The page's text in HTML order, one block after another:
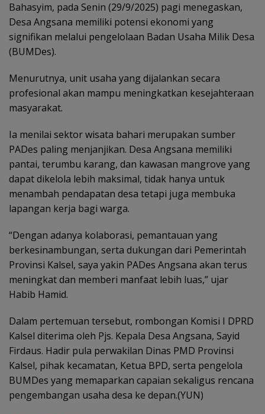
Bahasyim, pada Senin (29/9/2025) pagi menegaskan,
Desa Angsana memiliki potensi ekonomi yang
signifikan melalui pengelolaan Badan Usaha Milik Desa
(BUMDes).
Menurutnya, unit usaha yang dijalankan secara
profesional akan mampu meningkatkan kesejahteraan
masyarakat.
Ia menilai sektor wisata bahari merupakan sumber
PADes paling menjanjikan. Desa Angsana memiliki
pantai, terumbu karang, dan kawasan mangrove yang
dapat dikelola lebih maksimal, tidak hanya untuk
menambah pendapatan desa tetapi juga membuka
lapangan kerja bagi warga.
“Dengan adanya kolaborasi, pemantauan yang
berkesinambungan, serta dukungan dari Pemerintah
Provinsi Kalsel, saya yakin PADes Angsana akan terus
meningkat dan memberi manfaat lebih luas,” ujar
Habib Hamid.
Dalam pertemuan tersebut, rombongan Komisi I DPRD
Kalsel diterima oleh Pjs. Kepala Desa Angsana, Sayid
Firdaus. Hadir pula perwakilan Dinas PMD Provinsi
Kalsel, pihak kecamatan, Ketua BPD, serta pengelola
BUMDes yang memaparkan capaian sekaligus rencana
pengembangan usaha desa ke depan.(YUN)